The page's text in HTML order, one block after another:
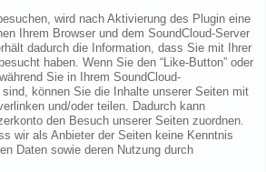
wird nach Aktivierung des Plugin eine
Ihrem Browser und dem SoundCloud-Server
dadurch die Information, dass Sie mit Ihrer
haben. Wenn Sie den “Like-Button” oder
Sie in Ihrem SoundCloud-
können Sie die Inhalte unserer Seiten mit
und/oder teilen. Dadurch kann
den Besuch unserer Seiten zuordnen.
wir als Anbieter der Seiten keine Kenntnis
Daten sowie deren Nutzung durch